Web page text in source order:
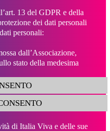
13 del GDPR e della
dei dati personali
personali:
dall’Associazione,
stato della medesima
di Italia Viva e delle sue